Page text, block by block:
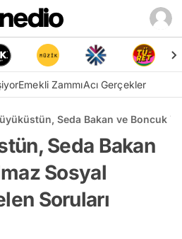
Emekli ZammıAcı Gerçekler
Seda Bakan ve Boncuk
Seda Bakan
Sosyal
Soruları